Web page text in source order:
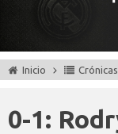
Inicio Crónicas
0-1: